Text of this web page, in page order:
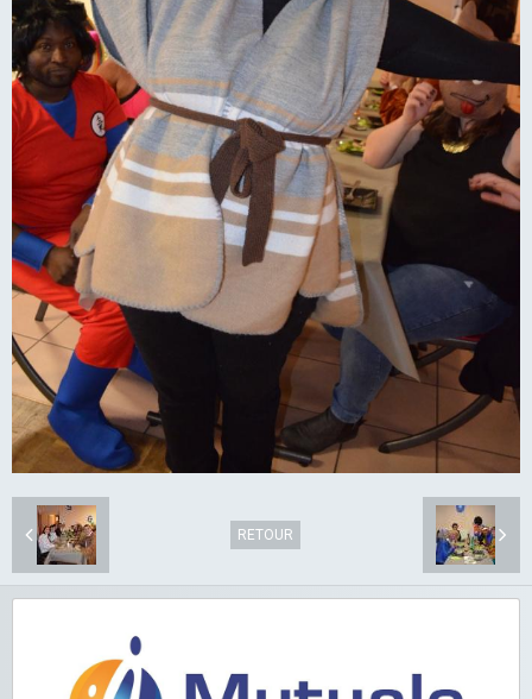
RETOUR